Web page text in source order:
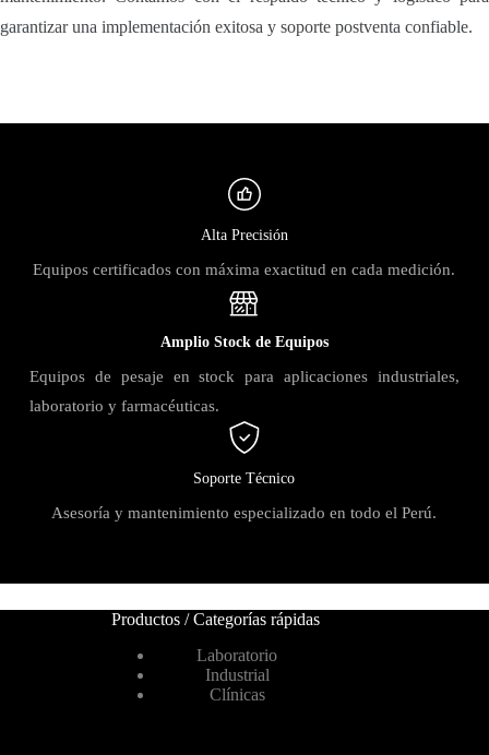
garantizar una implementación exitosa y soporte postventa confiable.
Alta Precisión
Equipos certificados con máxima exactitud en cada medición.
Amplio Stock de Equipos
Equipos de pesaje en stock para aplicaciones industriales,
laboratorio y farmacéuticas.
Soporte Técnico
Asesoría y mantenimiento especializado en todo el Perú.
Productos / Categorías rápidas
Laboratorio
Industrial
Clínicas